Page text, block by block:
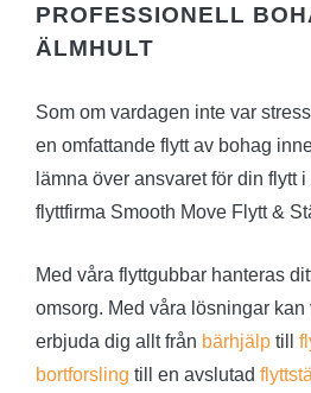
PROFESSIONELL
ÄLMHULT
Som om vardagen inte var
en omfattande flytt av bohag
lämna över ansvaret för din flytt
flyttfirma Smooth Move Flytt &
Med våra flyttgubbar hanteras
omsorg. Med våra lösningar
erbjuda dig allt från bärhjälp till
bortforsling till en avslutad